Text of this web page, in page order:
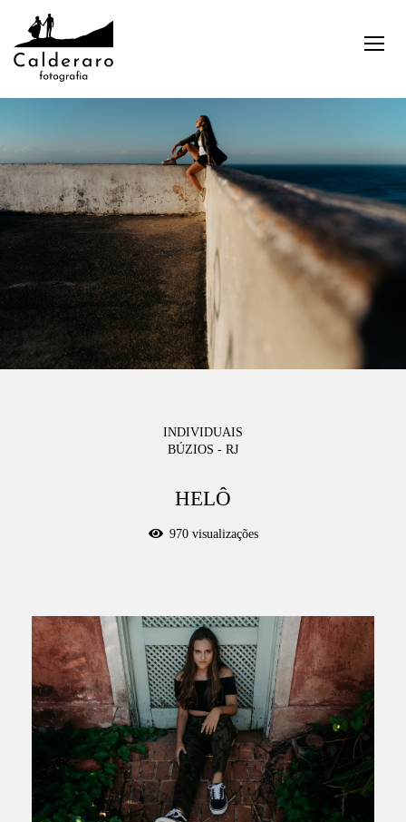
INDIVIDUAIS
BÚZIOS - RJ
HELÔ
970visualizações